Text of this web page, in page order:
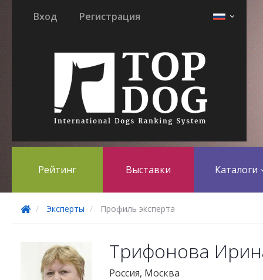
Вход Регистрация
Рейтинг Выставки Каталоги
Эксперты Профиль эксперта
Трифонова
Россия, Москва